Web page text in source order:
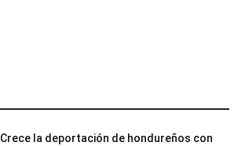
Crece la deportación de hondureños con